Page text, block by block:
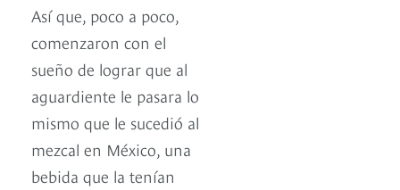
Así que, poco a poco,
comenzaron con el
sueño de lograr que al
aguardiente le pasara lo
mismo que le sucedió al
mezcal en México, una
bebida que la tenían